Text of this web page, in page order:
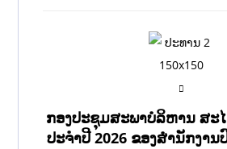
ກອງປະຊຸມສະພາບໍລິຫານ ສະ
ປະຈຳປີ 2026 ຂອງສຳນັກງານ